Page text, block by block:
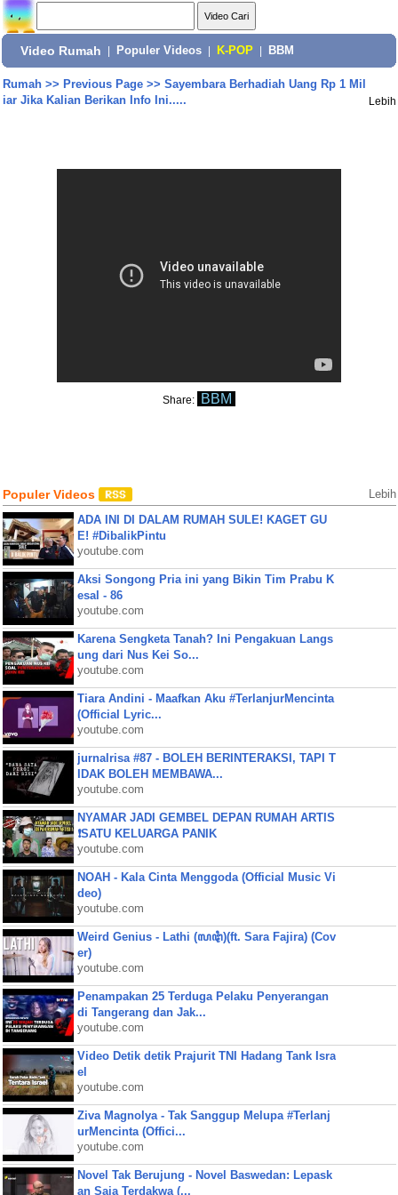
Video Rumah Populer Videos K-POP BBM
Rumah>> Previous Page>> Sayembara Berhadiah Uang Rp 1 Mil
iar Jika Kalian Berikan Info Ini.....
Lebih
Share: BBM
Populer Videos Lebih
ADA INI DI DALAM RUMAH SULE! KAGET GU
E! #DibalikPintu
youtube.com
Aksi Songong Pria ini yang Bikin Tim Prabu K
esal - 86
youtube.com
Karena Sengketa Tanah? Ini Pengakuan Langs
ung dari Nus Kei So...
youtube.com
Tiara Andini - Maafkan Aku #TerlanjurMencinta
(Official Lyric...
youtube.com
jurnalrisa #87 - BOLEH BERINTERAKSI, TAPI T
IDAK BOLEH MEMBAWA...
youtube.com
NYAMAR JADI GEMBEL DEPAN RUMAH ARTIS
❗SATU KELUARGA PANIK
youtube.com
NOAH - Kala Cinta Menggoda (Official Music Vi
deo)
youtube.com
Weird Genius - Lathi (ꦭꦛꦶ)(ft. Sara Fajira) (Cov
er)
youtube.com
Penampakan 25 Terduga Pelaku Penyerangan
di Tangerang dan Jak...
youtube.com
Video Detik detik Prajurit TNI Hadang Tank Isra
el
youtube.com
Ziva Magnolya - Tak Sanggup Melupa #Terlanj
urMencinta (Offici...
youtube.com
Novel Tak Berujung - Novel Baswedan: Lepask
an Saja Terdakwa (...